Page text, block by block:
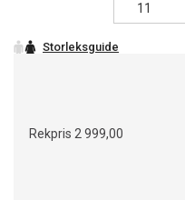
11
Rekpris 2 999,00